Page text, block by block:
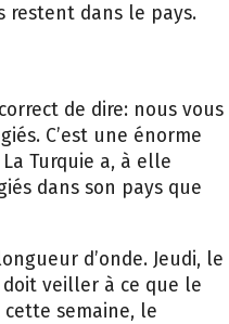
restent dans le pays.
de dire: nous vous
C’est une énorme
Turquie a, à elle
dans son pays que
d’onde. Jeudi, le
veiller à ce que le
semaine, le